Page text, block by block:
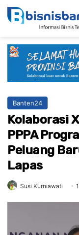
Banten24
Kolaborasi
PPPA
Peluang
Lapas
Susi Kurniawati